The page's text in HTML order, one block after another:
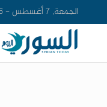
الجمعة, 7 أغسطس - 2026